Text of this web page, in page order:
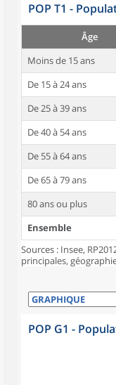
POP T1 -
Âge
Moins de 15 ans
De 15 à 24 ans
De 25 à 39 ans
De 40 à 54 ans
De 55 à 64 ans
De 65 à 79 ans
80 ans ou plus
Ensemble
Sources : Insee,
principales,
POP G1 -